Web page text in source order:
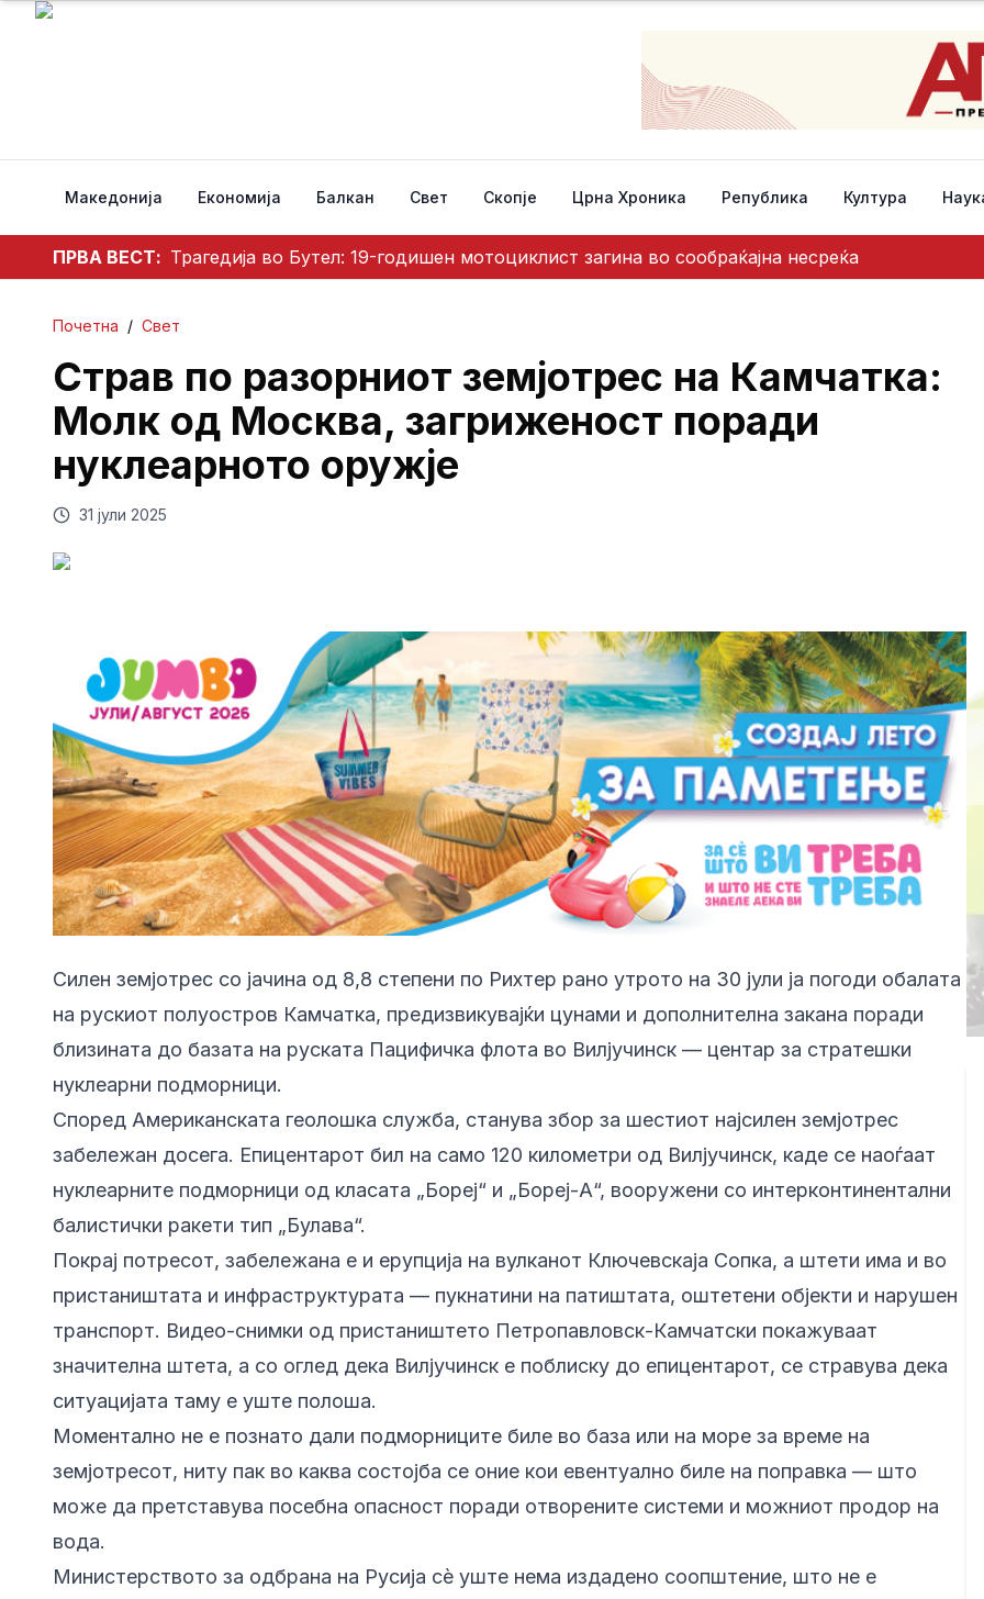
Македонија Економија Балкан Свет Скопје Црна Хроника Република Култура
ПРВА ВЕСТ: Трагедија во Бутел: 19-годишен мотоциклист загина во сообраќајна несреќа
Почетна / Свет
Страв по разорниот земјотрес на Камчатка:
Молк од Москва, загриженост поради
нуклеарното оружје
31 јули 2025
Силен земјотрес со јачина од 8,8 степени по Рихтер рано утрото на 30 јули ја погоди обалата
на рускиот полуостров Камчатка, предизвикувајќи цунами и дополнителна закана поради
близината до базата на руската Пацифичка флота во Вилјучинск — центар за стратешки
нуклеарни подморници.
Според Американската геолошка служба, станува збор за шестиот најсилен земјотрес
забележан досега. Епицентарот бил на само 120 километри од Вилјучинск, каде се наоѓаат
нуклеарните подморници од класата „Бореј“ и „Бореј-А“, вооружени со интерконтинентални
балистички ракети тип „Булава“.
Покрај потресот, забележана е и ерупција на вулканот Ключевскаја Сопка, а штети има и во
пристаништата и инфраструктурата — пукнатини на патиштата, оштетени објекти и нарушен
транспорт. Видео-снимки од пристаништето Петропавловск-Камчатски покажуваат
значителна штета, а со оглед дека Вилјучинск е поблиску до епицентарот, се стравува дека
ситуацијата таму е уште полоша.
Моментално не е познато дали подморниците биле во база или на море за време на
земјотресот, ниту пак во каква состојба се оние кои евентуално биле на поправка — што
може да претставува посебна опасност поради отворените системи и можниот продор на
вода.
Министерството за одбрана на Русија сè уште нема издадено соопштение, што не е